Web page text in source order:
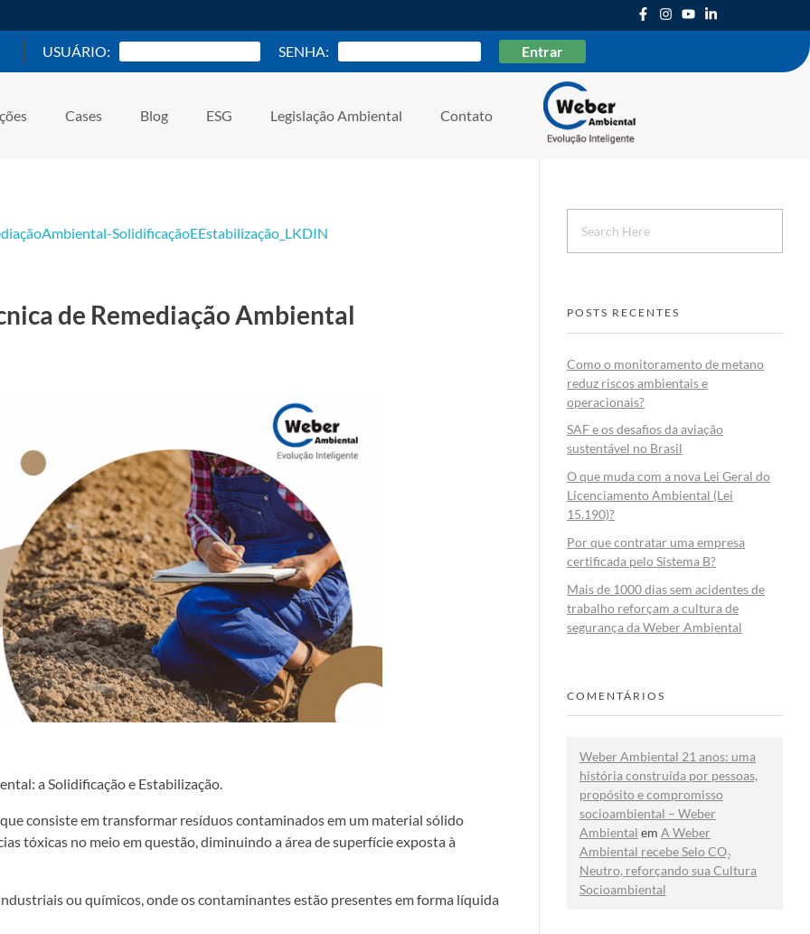
USUÁRIO: SENHA: Entrar
Cases Blog ESG Legislação Ambiental Contato
de Remediação Ambiental
a Solidificação e Estabilização.
consiste em transformar resíduos contaminados em um material sólido
tóxicas no meio em questão, diminuindo a área de superfície exposta à
ou químicos, onde os contaminantes estão presentes em forma líquida
POSTS RECENTES
Como o monitoramento de metano
reduz riscos ambientais e
operacionais?
SAF e os desafios da aviação
sustentável no Brasil
O que muda com a nova Lei Geral do
Licenciamento Ambiental (Lei
15.190)?
Por que contratar uma empresa
certificada pelo Sistema B?
Mais de 1000 dias sem acidentes de
trabalho reforçam a cultura de
segurança da Weber Ambiental
COMENTÁRIOS
Weber Ambiental 21 anos: uma
história construída por pessoas,
propósito e compromisso
socioambiental – Weber
Ambiental em A Weber
Ambiental recebe Selo CO₂
Neutro, reforçando sua Cultura
Socioambiental